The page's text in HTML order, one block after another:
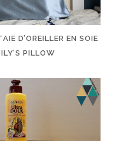
D’OREILLER EN SOIE
PILLOW